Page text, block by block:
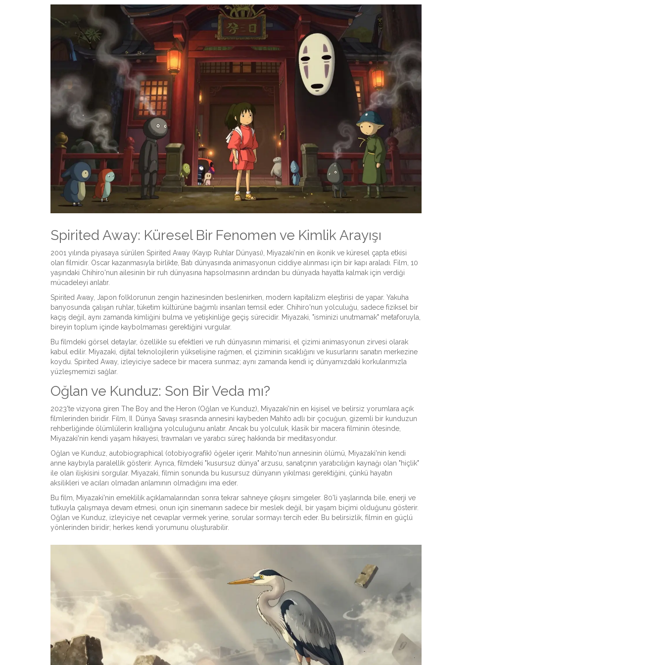
Spirited Away: Küresel Bir Fenomen ve Kimlik Arayışı
2001 yılında piyasaya sürülen Spirited Away (Kayıp Ruhlar Dünyası), Miyazaki'nin en ikonik ve küresel çapta etkisi
olan filmidir. Oscar kazanmasıyla birlikte, Batı dünyasında animasyonun ciddiye alınması için bir kapı araladı. Film, 10
yaşındaki Chihiro'nun ailesinin bir ruh dünyasına hapsolmasının ardından bu dünyada hayatta kalmak için verdiği
mücadeleyi anlatır.
Spirited Away, Japon folklorunun zengin hazinesinden beslenirken, modern kapitalizm eleştirisi de yapar. Yakuha
banyosunda çalışan ruhlar, tüketim kültürüne bağımlı insanları temsil eder. Chihiro'nun yolculuğu, sadece fiziksel bir
kaçış değil, aynı zamanda kimliğini bulma ve yetişkinliğe geçiş sürecidir. Miyazaki, "isminizi unutmamak" metaforuyla,
bireyin toplum içinde kaybolmaması gerektiğini vurgular.
Bu filmdeki görsel detaylar, özellikle su efektleri ve ruh dünyasının mimarisi, el çizimi animasyonun zirvesi olarak
kabul edilir. Miyazaki, dijital teknolojilerin yükselişine rağmen, el çiziminin sıcaklığını ve kusurlarını sanatın merkezine
koydu. Spirited Away, izleyiciye sadece bir macera sunmaz; aynı zamanda kendi iç dünyamızdaki korkularımızla
yüzleşmemizi sağlar.
Oğlan ve Kunduz: Son Bir Veda mı?
2023'te vizyona giren The Boy and the Heron (Oğlan ve Kunduz), Miyazaki'nin en kişisel ve belirsiz yorumlara açık
filmlerinden biridir. Film, II. Dünya Savaşı sırasında annesini kaybeden Mahito adlı bir çocuğun, gizemli bir kunduzun
rehberliğinde ölümlülerin krallığına yolculuğunu anlatır. Ancak bu yolculuk, klasik bir macera filminin ötesinde,
Miyazaki'nin kendi yaşam hikayesi, travmaları ve yaratıcı süreç hakkında bir meditasyondur.
Oğlan ve Kunduz, autobiographical
(otobiyografik) öğeler içerir. Mahito'nun annesinin ölümü, Miyazaki'nin kendi
anne kaybıyla paralellik gösterir. Ayrıca, filmdeki "kusursuz dünya" arzusu, sanatçının yaratıcılığın kaynağı olan "hiçlik"
ile olan ilişkisini sorgular. Miyazaki, filmin sonunda bu kusursuz dünyanın yıkılması gerektiğini, çünkü hayatın
aksilikleri ve acıları olmadan anlamının olmadığını ima eder.
Bu film, Miyazaki'nin emeklilik açıklamalarından sonra tekrar sahneye çıkışını simgeler. 80'li yaşlarında bile, enerji ve
tutkuyla çalışmaya devam etmesi, onun için sinemanın sadece bir meslek değil, bir yaşam biçimi olduğunu gösterir.
Oğlan ve Kunduz, izleyiciye net cevaplar vermek yerine, sorular sormayı tercih eder. Bu belirsizlik, filmin en güçlü
yönlerinden biridir; herkes kendi yorumunu oluşturabilir.